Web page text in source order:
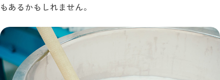
もあるかもしれません。